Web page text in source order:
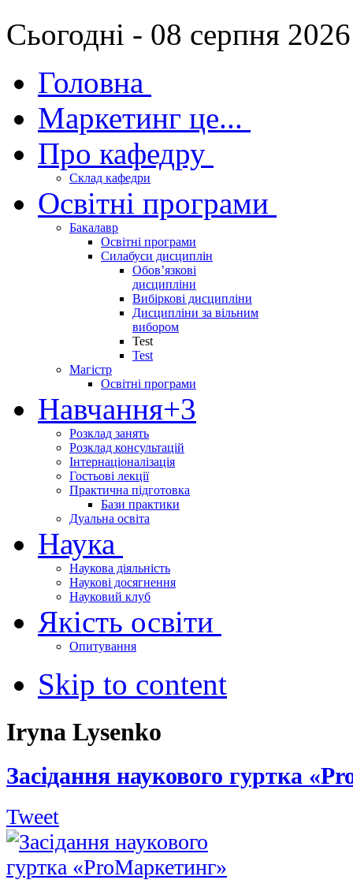
Сьогодні - 08 серпня
Головна
Маркетинг це...
Про кафедру
Склад кафедри
Освітні програми
Бакалавр
Освітні програми
Силабуси дисциплін
Обов’язкові
дисципліни
Вибіркові дисципліни
Дисципліни за вільним
вибором
Test
Test
Магістр
Освітні програми
Навчання+3
Розклад занять
Розклад консультацій
Інтернаціоналізація
Гостьові лекції
Практична підготовка
Бази практики
Дуальна освіта
Наука
Наукова діяльність
Наукові досягнення
Науковий клуб
Якість освіти
Опитування
Skip to content
Iryna Lysenko
Засідання наукового гуртка
Tweet